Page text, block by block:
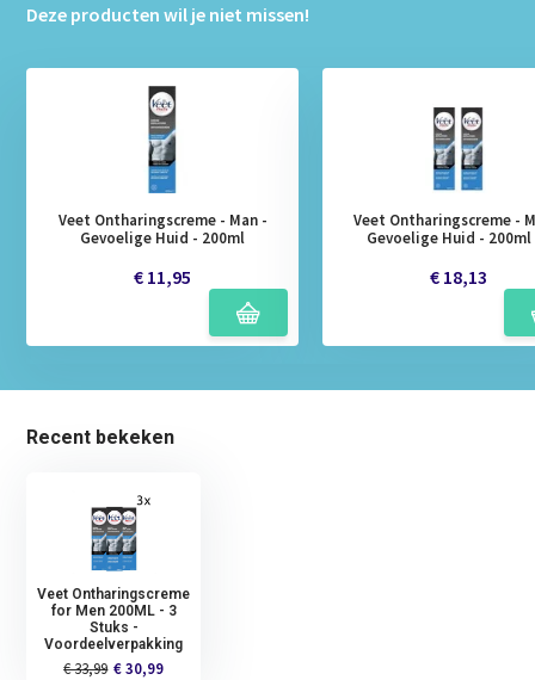
Deze producten wil je niet missen!
Veet Ontharingscreme - Man -
Gevoelige Huid - 200ml
€ 11,95
Veet Ontharingscreme -
Gevoelige Huid - 200ml
€ 18,13
Recent bekeken
Veet Ontharingscreme
for Men 200ML - 3
Stuks -
Voordeelverpakking
€ 33,99 € 30,99